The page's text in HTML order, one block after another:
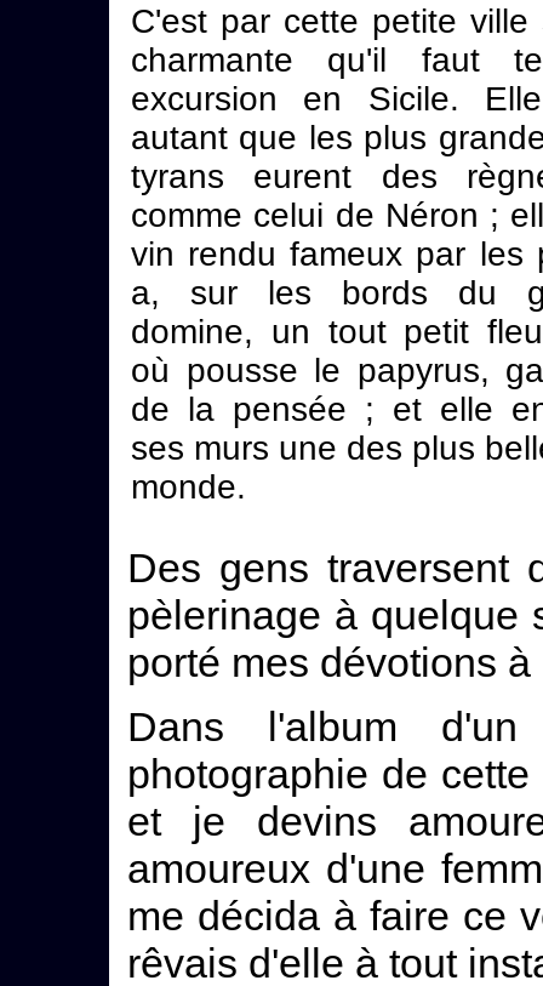
C'est par cette petite ville
charmante qu'il faut
excursion en Sicile.
autant que les plus
tyrans eurent des
comme celui de Néron ;
vin rendu fameux par les
a, sur les bords du
domine, un tout petit
où pousse le papyrus,
de la pensée ; et elle
ses murs une des plus
monde.
Des gens traversent
pèlerinage à quelque
porté mes dévotions
Dans l'album
photographie de
et je devins
amoureux d'une
me décida à faire ce
rêvais d'elle à tout